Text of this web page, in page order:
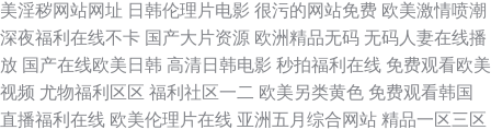
美淫秽网站网址 日韩伦理片电影 很污的网站免费 欧美激情喷潮
深夜福利在线不卡 国产大片资源 欧洲精品无码 无码人妻在线播
放 国产在线欧美日韩 高清日韩电影 秒拍福利在线 免费观看欧美
视频 尤物福利区区 福利社区一二 欧美另类黄色 免费观看韩国
直播福利在线 欧美伦理片在线 亚洲五月综合网站 精品一区三区